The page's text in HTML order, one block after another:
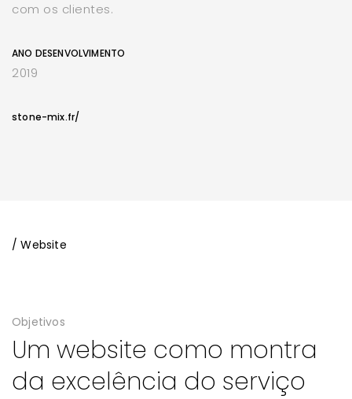
com os clientes.
ANO DESENVOLVIMENTO
2019
stone-mix.fr/
/ Website
Objetivos
Um website como montra
da excelência do serviço